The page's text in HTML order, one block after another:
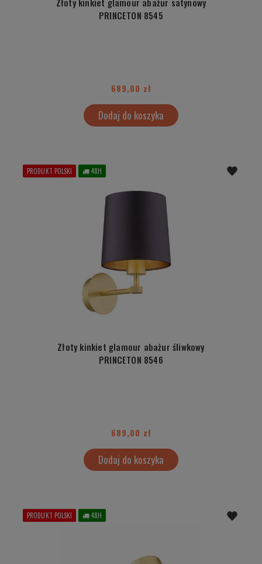
PRINCETON 8545
689,00 zł
Dodaj do koszyka
Złoty kinkiet glamour abażur śliwkowy
PRINCETON 8546
689,00 zł
Dodaj do koszyka
PRODUKT POLSKI 48H
PRODUKT POLSKI 48H